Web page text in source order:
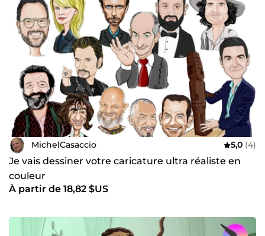
MichelCasaccio 5,0 (4)
Je vais dessiner votre caricature ultra réaliste en
couleur
À partir de 18,82 $US